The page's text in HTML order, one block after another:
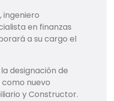
ingeniero
en finanzas
a su cargo el
designación de
como nuevo
y Constructor.